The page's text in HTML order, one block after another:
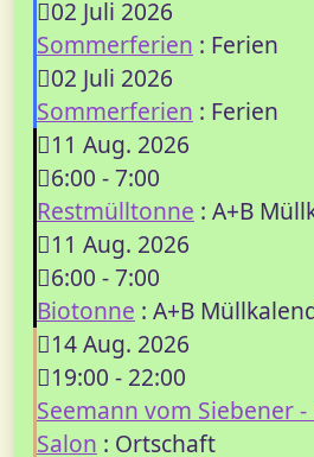
02 Juli 2026
Sommerferien : Ferien
02 Juli 2026
Sommerferien : Ferien
11 Aug. 2026
6:00 -7:00
Restmülltonne : A+B
11 Aug. 2026
6:00 -7:00
Biotonne : A+B
14 Aug. 2026
19:00 - 22:00
Seemann vom Siebener
Salon : Ortschaft